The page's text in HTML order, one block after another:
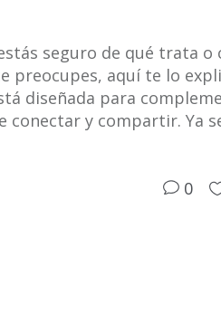
seguro de qué trata o
preocupes, aquí te lo
diseñada para
conectar y compartir. Ya
0